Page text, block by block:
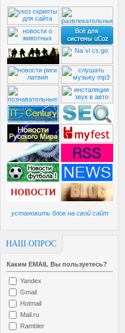
установить блок на свой сайт
НАШ ОПРОС
Каким EMAIL Вы пользуетесь?
Yandex
Gmail
Hotmail
Mail.ru
Rambler